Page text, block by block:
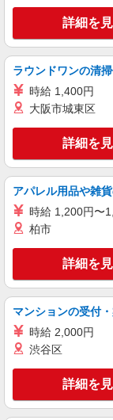
キー
株式会社kotrio /●TK-
キープ
派遣社員
株式会社kotrio /●TK-
株式会社トラスト
詳細を
ラウンドワンの清
時給 1,400円
大阪市城東区
詳細を
アパレル用品や雑
時給 1,200円〜
柏市
詳細を
マンションの受付
時給 2,000円
渋谷区
詳細を